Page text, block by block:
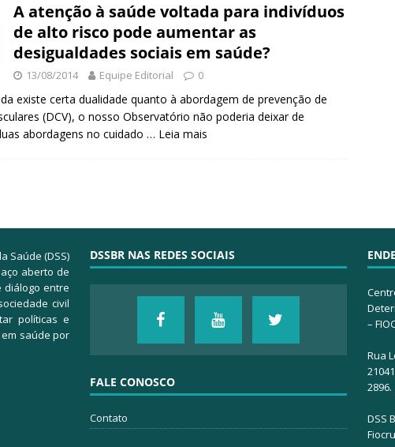
A atenção à saúde voltada para indivíduos
de alto risco pode aumentar as
desigualdades sociais em saúde?
13/08/2014 Equipe Editorial 0
existe certa dualidade quanto à abordagem de prevenção de
(DCV), o nosso Observatório não poderia deixar de
abordagens no cuidado … Leia mais
Saúde (DSS)
aberto de
diálogo entre
civil
políticas e
saúde por
DSSBR NAS REDES SOCIAIS
FALE CONOSCO
Contato
–
Rua
2896.
DSS